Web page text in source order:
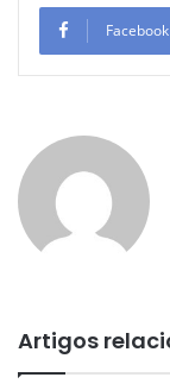
Facebook
Artigos